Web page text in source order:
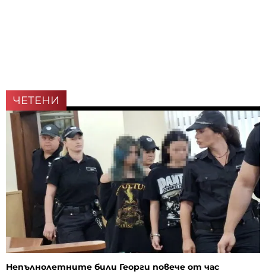
ЧЕТЕНИ
Непълнолетните били Георги повече от час